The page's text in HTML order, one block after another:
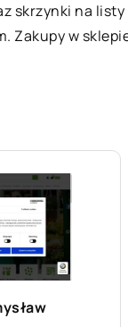
skrzynki na
Zakupy w